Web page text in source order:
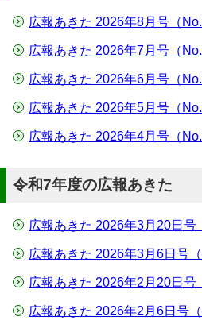
広報あきた 2026年8月号（
広報あきた 2026年7月号（
広報あきた 2026年6月号（
広報あきた 2026年5月号（
広報あきた 2026年4月号（
令和7年度の広報あきた
広報あきた 2026年3月20日号
広報あきた 2026年3月6日号（
広報あきた 2026年2月20日号
広報あきた 2026年2月6日号（